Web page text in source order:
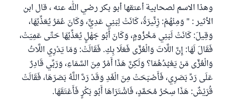
وهذا الاسم لصحابية أعتقها أبو بكر رضي الله عنه ، قال ابن
الأثير : " وَمِنْهُمْ: زِنِّيرَةُ، كَانَتْ لِبَنِي عَدِيٍّ، وَكَانَ عُمَرُ يُعَذِّبُهَا،
وَقِيلَ: كَانَتْ لَبَنِي مَخْزُومٍ، وَكَانَ أَبُو جَهْلٍ يُعَذِّبُهَا حَتَّى عَمِيَتْ،
فَقَالَ لَهَا: إِنَّ اللَّاتَ وَالْعُزَّى فَعَلَا بِكِ. فَقَالَتْ: وَمَا يَدْرِي اللَّاتُ
وَالْعُزَّى مَنْ يَعْبُدُهُمَا؟ وَلَكِنَّ هَذَا أَمْرٌ مِنَ السَّمَاءِ، وَرَبِّي قَادِرٌ
عَلَى رَدِّ بَصَرِي، فَأَصْبَحَتْ مِنَ الْغَدِ وَقَدْ رَدَّ اللَّهُ بَصَرَهَا، فَقَالَتْ
قُرَيْشٌ: هَذَا سِحْرُ مُحَمَّدٍ، فَاشْتَرَاهَا أَبُو بَكْرٍ فَأَعْتَقَهَا.